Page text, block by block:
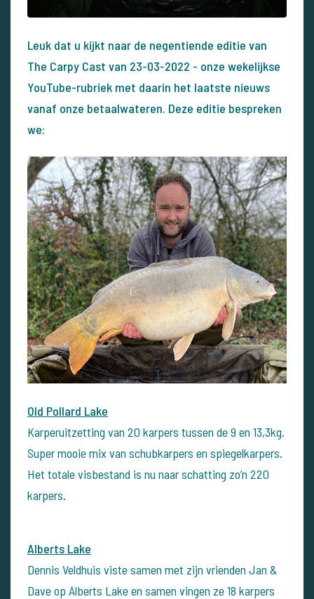
Leuk dat u kijkt naar de negentiende editie van
The Carpy Cast van 23-03-2022 - onze wekelijkse
YouTube-rubriek met daarin het laatste nieuws
vanaf onze betaalwateren. Deze editie bespreken
we:
Old Pollard Lake
Karperuitzetting van 20 karpers tussen de 9 en 13,3kg.
Super mooie mix van schubkarpers en spiegelkarpers.
Het totale visbestand is nu naar schatting zo’n 220
karpers.
Alberts Lake
Dennis Veldhuis viste samen met zijn vrienden Jan &
Dave op Alberts Lake en samen vingen ze 18 karpers